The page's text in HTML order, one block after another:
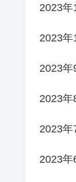
2023年
2023年
2023年
2023年
2023年
2023年